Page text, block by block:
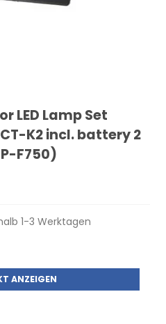
LED Lamp Set
K2 incl. battery 2
F750)
1-3 Werktagen
ANZEIGEN